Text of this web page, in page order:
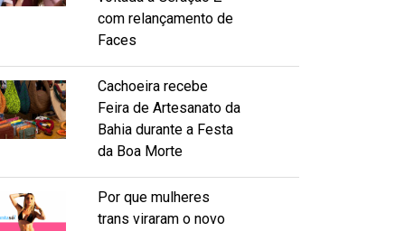
com relançamento de
Faces
Cachoeira recebe
Feira de Artesanato da
Bahia durante a Festa
da Boa Morte
Por que mulheres
trans viraram o novo